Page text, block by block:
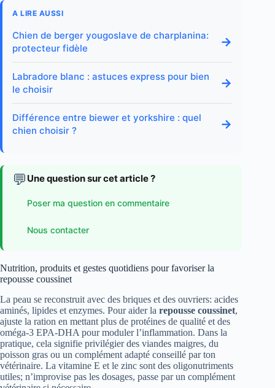
A LIRE AUSSI
Chien de berger yougoslave de charplanina:
protecteur fidèle
→
Labradore blanc : astuces express pour bien
le choisir
→
Différence entre biewer et yorkshire : quel
chien choisir ?
→
💬 Une question sur cet article ?
Poser ma question en commentaire
Nous contacter
Nutrition, produits et gestes quotidiens pour favoriser la
repousse coussinet
La peau se reconstruit avec des briques et des ouvriers: acides
aminés, lipides et enzymes. Pour aider la repousse coussinet,
ajuste la ration en mettant plus de protéines de qualité et des
oméga-3 EPA-DHA pour moduler l’inflammation. Dans la
pratique, cela signifie privilégier des viandes maigres, du
poisson gras ou un complément adapté conseillé par ton
vétérinaire. La vitamine E et le zinc sont des oligonutriments
utiles; n’improvise pas les dosages, passe par un complément